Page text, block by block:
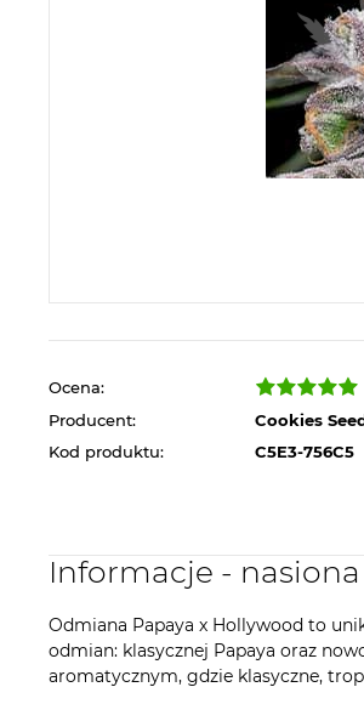
Ocena:
Producent:
Cookies
Kod produktu:
C5E3-756C5
Informacje -
Odmiana Papaya x Hollywood to
odmian: klasycznej Papaya oraz
aromatycznym, gdzie klasyczne,